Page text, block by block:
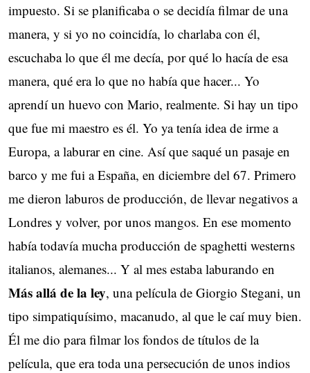
impuesto. Si se planificaba o se decidía filmar de una
manera, y si yo no coincidía, lo charlaba con él,
escuchaba lo que él me decía, por qué lo hacía de esa
manera, qué era lo que no había que hacer... Yo
aprendí un huevo con Mario, realmente. Si hay un tipo
que fue mi maestro es él. Yo ya tenía idea de irme a
Europa, a laburar en cine. Así que saqué un pasaje en
barco y me fui a España, en diciembre del 67. Primero
me dieron laburos de producción, de llevar negativos a
Londres y volver, por unos mangos. En ese momento
había todavía mucha producción de spaghetti westerns
italianos, alemanes... Y al mes estaba laburando en
Más allá de la ley, una película de Giorgio Stegani, un
tipo simpatiquísimo, macanudo, al que le caí muy bien.
Él me dio para filmar los fondos de títulos de la
película, que era toda una persecución de unos indios